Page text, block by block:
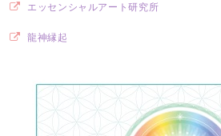
エッセンシャルアート研究所
龍神縁起